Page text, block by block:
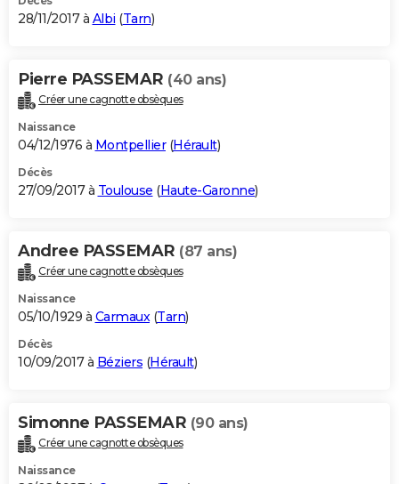
28/11/2017 à Albi (Tarn)
Pierre PASSEMAR (40 ans)
Créer une cagnotte obsèques
Naissance
04/12/1976 à Montpellier(Hérault)
Décès
27/09/2017 à Toulouse (Haute-Garonne)
Andree PASSEMAR (87 ans)
Créer une cagnotte obsèques
Naissance
05/10/1929 à Carmaux(Tarn)
Décès
10/09/2017 à Béziers (Hérault)
Simonne PASSEMAR (90 ans)
Créer une cagnotte obsèques
Naissance